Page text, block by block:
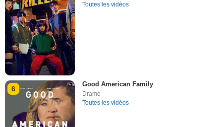
Toutes les vidéos
6
Good American Family
Drame
Toutes les vidéos